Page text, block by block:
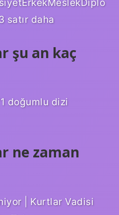
satır daha
şu an kaç
doğumlu dizi
ne zaman
| Kurtlar Vadisi